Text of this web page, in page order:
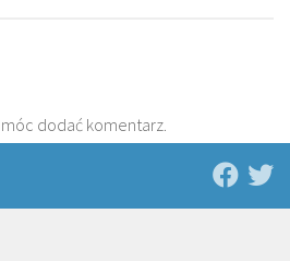
dodać komentarz.